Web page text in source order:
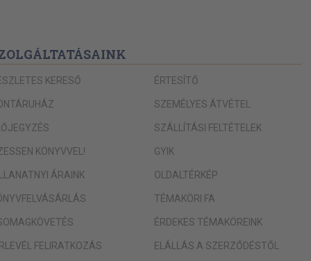
KERESŐ
KÖNYVVEL!
ÁRAINK
FELIRATKOZÁS
ÉRTESÍTŐ
SZEMÉLYES ÁTVÉTEL
SZÁLLÍTÁSI FELTÉTELEK
GYIK
OLDALTÉRKÉP
TÉMAKÖRI FA
ÉRDEKES TÉMAKÖREINK
ELÁLLÁS A SZERZŐDÉSTŐL